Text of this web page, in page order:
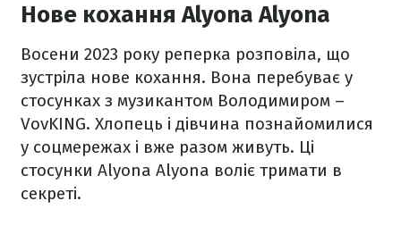
Нове кохання Alyona Alyona
Восени 2023 року реперка розповіла, що
зустріла нове кохання. Вона перебуває у
стосунках з музикантом Володимиром –
VovKING. Хлопець і дівчина познайомилися
у соцмережах і вже разом живуть. Ці
стосунки Alyona Alyona воліє тримати в
секреті.